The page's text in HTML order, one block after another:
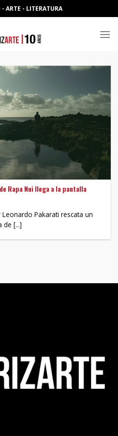
ARTE - LITERATURA
Rapa Nui llega a la pantalla
Pakarati rescata un
de [...]